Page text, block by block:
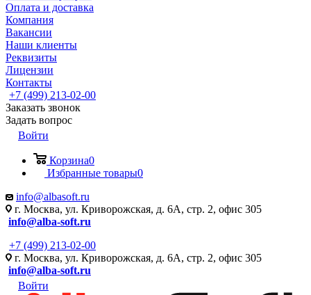
Оплата и доставка
Компания
Вакансии
Наши клиенты
Реквизиты
Лицензии
Контакты
+7 (499) 213-02-00
Заказать звонок
Задать вопрос
Войти
Корзина0
Избранные товары0
info@albasoft.ru
г. Москва, ул. Криворожская, д. 6А, стр. 2, офис 305
info@alba-soft.ru
+7 (499) 213-02-00
г. Москва, ул. Криворожская, д. 6А, стр. 2, офис 305
info@alba-soft.ru
Войти